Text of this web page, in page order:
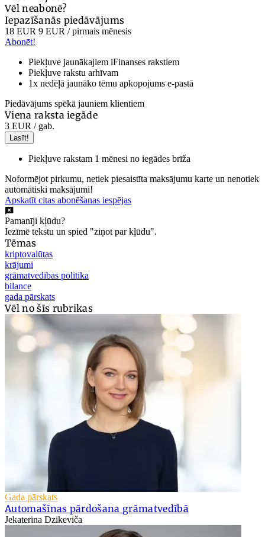
Vēl neabonē?
Iepazīšanās piedāvājums
18 EUR 9 EUR / pirmais mēnesis
Abonēt!
Piekļuve jaunākajiem iFinanses rakstiem
Piekļuve rakstu arhīvam
1x nedēļā jaunāko tēmu apkopojums e-pastā
Piedāvājums spēkā jauniem klientiem
Viena raksta iegāde
3 EUR / gab.
Lasīt!
Piekļuve rakstam 1 mēnesi no iegādes brīža
Noformējot pirkumu, netiek piesaistīta maksājumu karte un nenotiek
automātiski maksājumi!
Apskatīt citas abonēšanas iespējas
Pamanīji kļūdu?
Iezīmē tekstu un spied "ziņot par kļūdu".
Tēmas
kriptovalūtas
krājumi
grāmatvedības politika
bilance
gada pārskats
Vēl no šīs rubrikas
Gada pārskats
Automašīnas pārdošana grāmatvedībā
Jekaterina Dzikeviča